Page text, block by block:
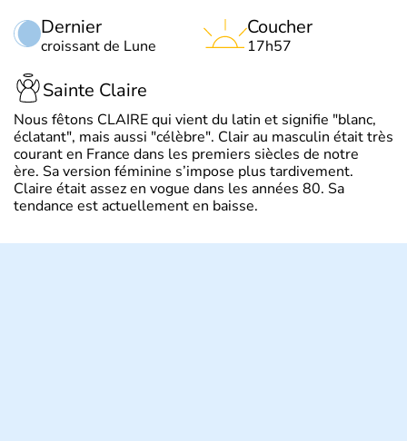
Dernier
croissant de Lune
Coucher
17h57
Sainte Claire
Nous fêtons CLAIRE qui vient du latin et signifie "blanc,
éclatant", mais aussi "célèbre". Clair au masculin était très
courant en France dans les premiers siècles de notre
ère. Sa version féminine s’impose plus tardivement.
Claire était assez en vogue dans les années 80. Sa
tendance est actuellement en baisse.